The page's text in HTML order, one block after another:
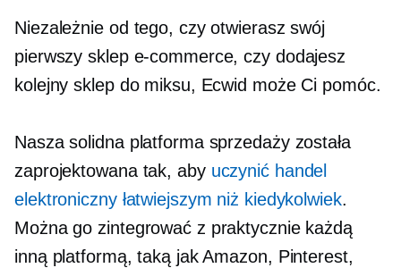
Niezależnie od tego, czy otwierasz swój
pierwszy sklep e-commerce, czy dodajesz
kolejny sklep do miksu, Ecwid może Ci pomóc.
Nasza solidna platforma sprzedaży została
zaprojektowana tak, aby uczynić handel
elektroniczny łatwiejszym niż kiedykolwiek.
Można go zintegrować z praktycznie każdą
inną platformą, taką jak Amazon, Pinterest,